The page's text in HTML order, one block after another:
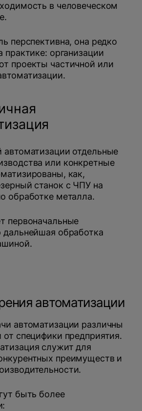
в человеческом
перспективна, она редко
практике: организации
проекты частичной или
автоматизации отдельные
или конкретные
как,
станок с ЧПУ на
обработке металла.
первоначальные
обработка
автоматизации
автоматизации различны
от специфики предприятия.
служит для
преимуществ и
быть более